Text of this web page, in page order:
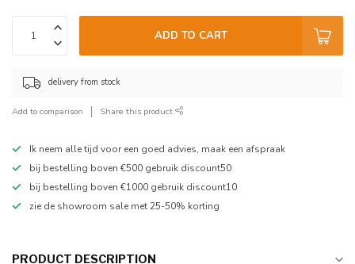
ADD TO CART
delivery from stock
Add to comparison Share this product
Ik neem alle tijd voor een goed advies, maak een afspraak
bij bestelling boven €500 gebruik discount50
bij bestelling boven €1000 gebruik discount10
zie de showroom sale met 25-50% korting
PRODUCT DESCRIPTION